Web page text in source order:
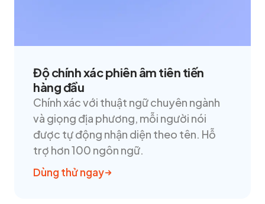
Độ chính xác phiên âm tiên tiến
hàng đầu
Chính xác với thuật ngữ chuyên ngành
và giọng địa phương, mỗi người nói
được tự động nhận diện theo tên. Hỗ
trợ hơn 100 ngôn ngữ.
Dùng thử ngay